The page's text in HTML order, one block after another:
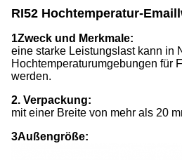
RI52 Hochtemperatur-
1Zweck und Merkmale:
eine starke Leistungslast kann in
Hochtemperaturumgebungen für
werden.
2. Verpackung:
mit einer Breite von mehr als 20
3Außengröße: